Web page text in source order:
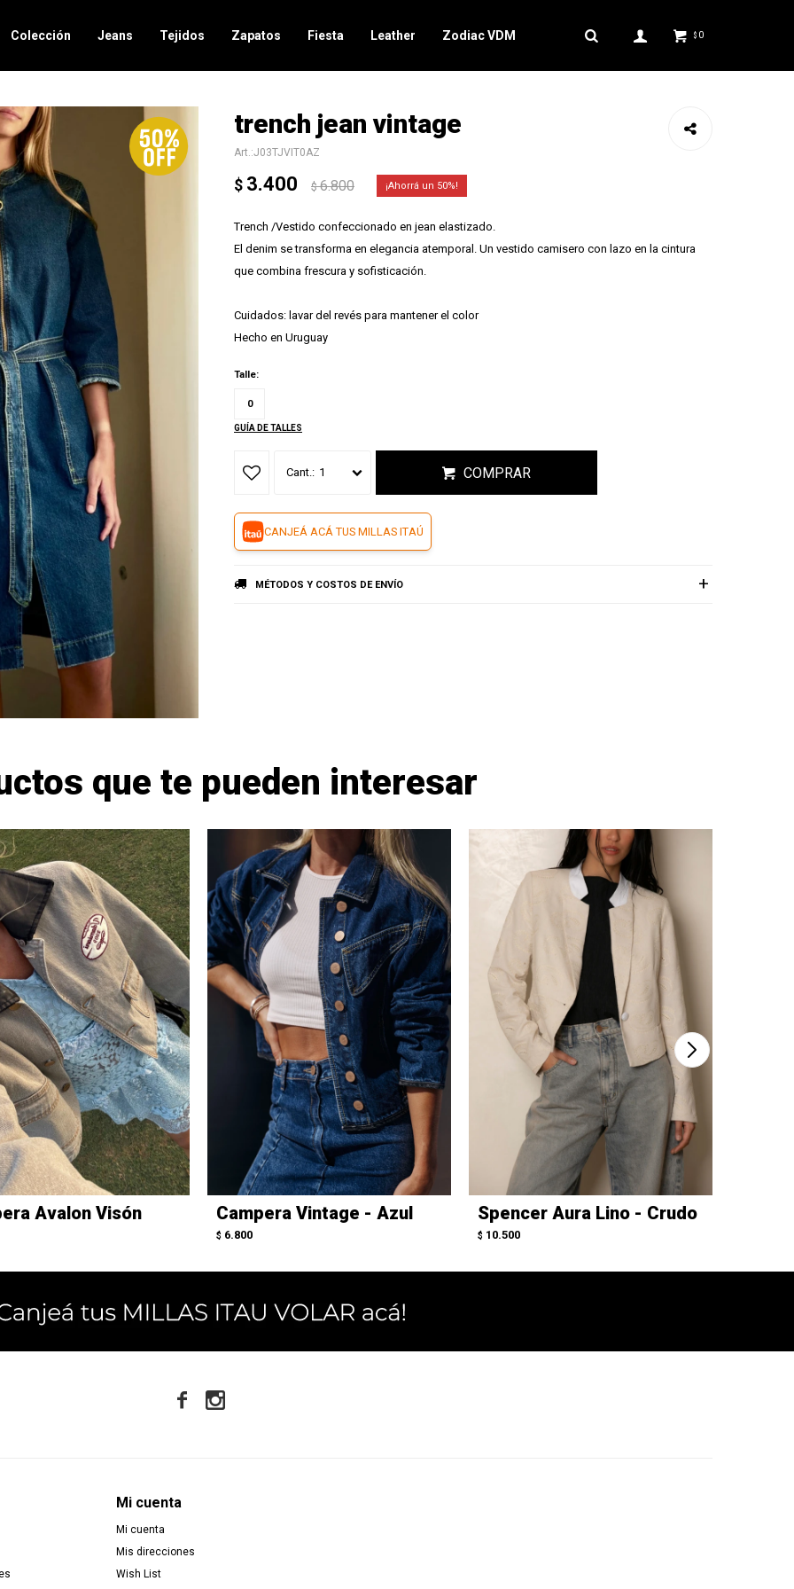
Colección Jeans Tejidos Zapatos Fiesta Leather Zodiac VDM $ 0
trench jean vintage
J03TJVIT0AZ
$ 3.400 $ 6.800 50
Trench /Vestido confeccionado en jean elastizado.
El denim se transforma en elegancia atemporal. Un vestido camisero con lazo en la cintura
que combina frescura y sofisticación.
Cuidados: lavar del revés para mantener el color
Hecho en Uruguay
Talle:
0
GUÍA DE TALLES
1 COMPRAR
CANJEÁ ACÁ TUS MILLAS ITAÚ
MÉTODOS Y COSTOS DE ENVÍO
que te pueden interesar
Avalon Visón Campera Vintage - Azul
$ 6.800
Spencer Aura Lino - Crudo
$ 10.500
Mi cuenta
Mi cuenta
Mis direcciones
Wish List
 